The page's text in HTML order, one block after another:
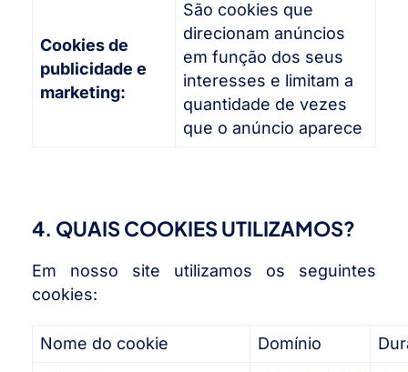
Cookies de
publicidade e
marketing:
São cookies que
direcionam anúncios
em função dos seus
interesses e limitam a
quantidade de vezes
que o anúncio aparece
4. QUAIS COOKIES UTILIZAMOS?
Em nosso site utilizamos os seguintes
cookies:
Nome do cookie Domínio